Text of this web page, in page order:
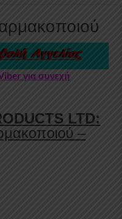
για συνεχή
LTD:
–